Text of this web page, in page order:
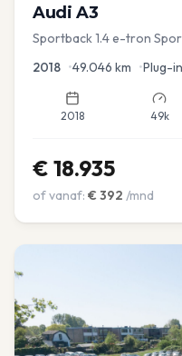
Audi A3
Sportback 1.4 e-tron
2018 •49.046 km •Plug-
2018 49k
€ 18.935
of vanaf: € 392 /mnd